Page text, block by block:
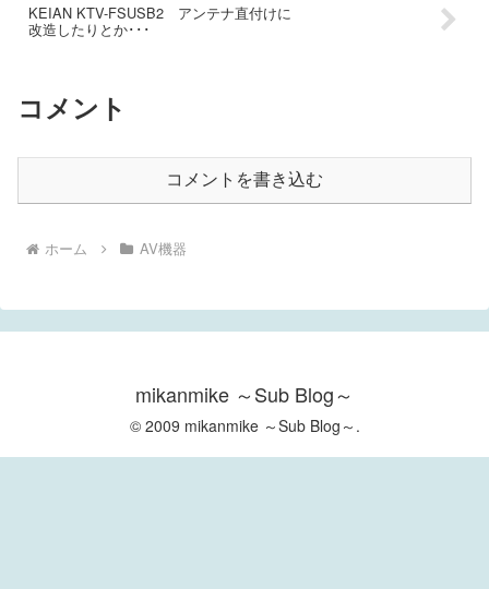
KEIAN KTV-FSUSB2 アンテナ直付けに
改造したりとか･･･
コメント
コメントを書き込む
ホーム AV機器
mikanmike ～Sub Blog～
© 2009 mikanmike ～Sub Blog～.